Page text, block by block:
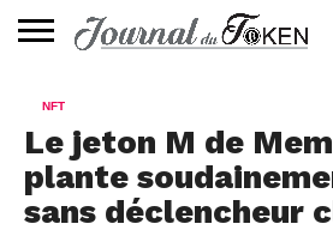
📰
EVALUATION
GUIDE
TENDANCES
À
CONTACTEZ-
NFT
Le jeton M de
plante
sans déclencheur